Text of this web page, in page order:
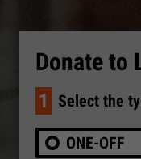
Donate to
1 Select the
ONE-OFF